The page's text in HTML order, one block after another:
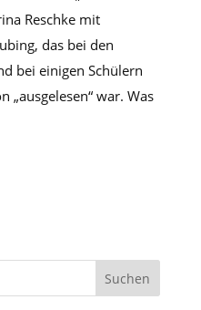
Reschke mit
das bei den
bei einigen Schülern
„ausgelesen“ war. Was